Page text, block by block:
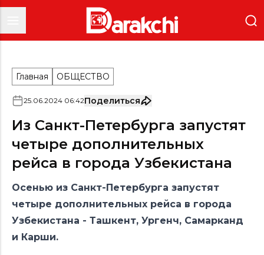
Главная ОБЩЕСТВО
25.06.2024 06:42Поделиться
Из Санкт-Петербурга запустят
четыре дополнительных
рейса в города Узбекистана
Осенью из Санкт-Петербурга запустят
четыре дополнительных рейса в города
Узбекистана - Ташкент, Ургенч, Самарканд
и Карши.